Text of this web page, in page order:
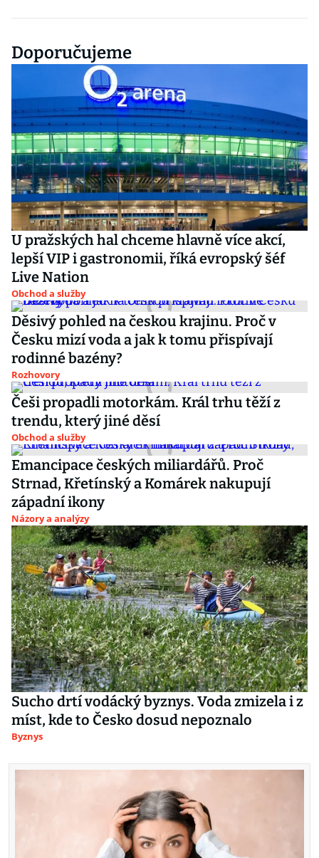
Doporučujeme
U pražských hal chceme hlavně více akcí,
lepší VIP i gastronomii, říká evropský šéf
Live Nation
Obchod a služby
Děsivý pohled na českou krajinu. Proč v
Česku mizí voda a jak k tomu přispívají
rodinné bazény?
Rozhovory
Češi propadli motorkám. Král trhu těží z
trendu, který jiné děsí
Obchod a služby
Emancipace českých miliardářů. Proč
Strnad, Křetínský a Komárek nakupují
západní ikony
Názory a analýzy
Sucho drtí vodácký byznys. Voda zmizela i z
míst, kde to Česko dosud nepoznalo
Byznys